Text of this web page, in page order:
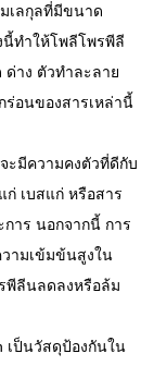
เลกุลที่มีขนาด
นี้ทำให้โพลีโพรพีลี
าง ตัวทำละลาย
อนของสารเหล่านี้
ะมีความคงตัวที่ดีกับ
เบสแก่ หรือสาร
าร นอกจากนี้ การ
ามเข้มข้นสูงใน
พีลีนลดลงหรือล้ม
เป็นวัสดุป้องกันใน